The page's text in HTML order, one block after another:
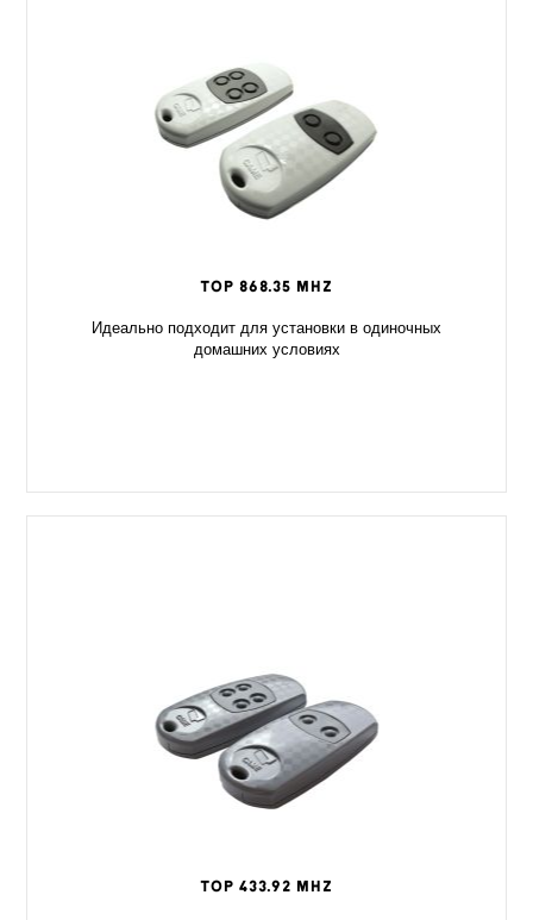
TOP 868.35 MHz
Идеально подходит для установки в одиночных
домашних условиях
TOP 433.92 MHz